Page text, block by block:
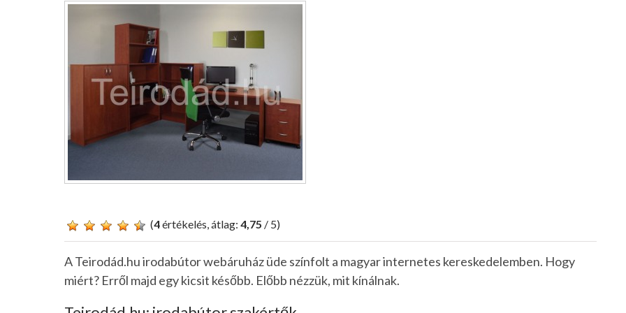
(4értékelés, átlag: 4,75 / 5)
A Teirodád.hu irodabútor webáruház üde színfolt a magyar internetes kereskedelemben. Hogy
miért? Erről majd egy kicsit később. Előbb nézzük, mit kínálnak.